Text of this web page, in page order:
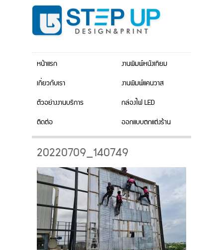
หน้าแรก
เกี่ยวกับเรา
ตัวอย่างงานบริการ
ติดต่อ
งานพิมพ์หนังเทียม
งานพิมพ์แคนวาส
กล่องไฟ LED
ออกแบบตกแต่งร้าน
20220709_140749